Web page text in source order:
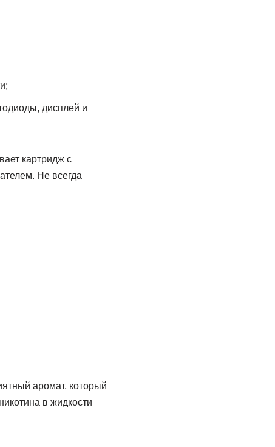
дисплей и
картридж с
Не всегда
аромат, который
в жидкости